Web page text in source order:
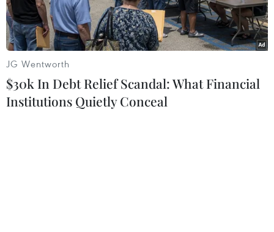
JG Wentworth
$30k In Debt Relief Scandal: What Financial
Institutions Quietly Conceal